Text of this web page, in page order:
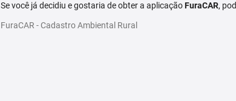
Se você já decidiu e gostaria de obter a aplicaçãoFuraCAR,
FuraCAR - Cadastro Ambiental Rural